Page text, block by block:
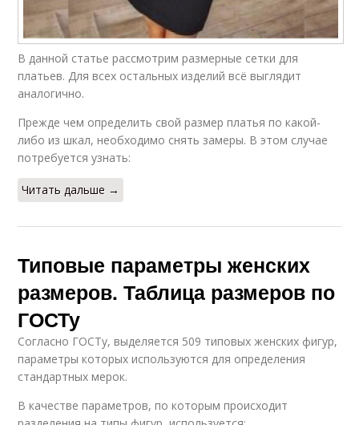
В данной статье рассмотрим размерные сетки для
платьев. Для всех остальных изделий всё выглядит
аналогично.
Прежде чем определить свой размер платья по какой-
либо из шкал, необходимо снять замеры. В этом случае
потребуется узнать:
Читать дальше →
Типовые параметры женских
размеров. Таблица размеров по
ГОСТу
Согласно ГОСТу, выделяется 509 типовых женских фигур,
параметры которых используются для определения
стандартных мерок.
В качестве параметров, по которым происходит